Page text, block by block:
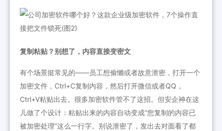
复制粘贴？别想了，内容直接变密文
有个场景挺常见的——员工想偷懒或者故意泄密，打开一个
加密文件，Ctrl+C复制内容，然后打开微信或者QQ，
Ctrl+V粘贴出去。很多加密软件管不了这招。但安企神在这
儿做了个设计：粘贴出来的内容自动变成“您复制的内容已
被加密处理”这么一行字。别说泄密了，发出去对面看了都